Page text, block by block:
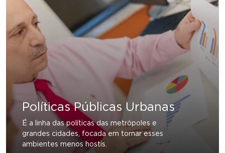
Políticas Públicas Urbanas
É a linha das políticas das metrópoles e
grandes cidades, focada em tornar esses
ambientes menos hostis.